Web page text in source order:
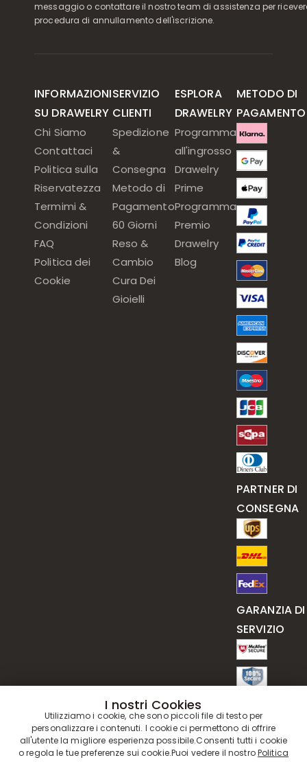
messaggio o contattare il nostro team di assistenza per
procedura di annullamento dell'iscrizione.
INFORMAZIONI
SU DRAWELRY
Chi Siamo
Contattaci
Politica sulla
Riservatezza
Termimi &
Condizioni
FAQ
Politica dei
Cookie
SERVIZIO
CLIENTI
Spedizione
&
Consegna
Metodo di
Pagamento
60 Giorni
Reso &
Cambio
Cura Dei
Gioielli
ESPLORA
DRAWELRY
Programma
all'ingrosso
Drawelry
Prime
Programma
Premio
Drawelry
Blog
METODO DI
PAGAMENTO
PARTNER DI
CONSEGNA
GARANZIA DI
SERVIZIO
I nostri Cookies
Utilizziamo i cookie, che sono piccoli file di testo per
personalizzare i contenuti. I cookie ci permettono di offrire
all'utente la migliore esperienza possibile.Consenti tutti i cookie
o regola le tue preferenze sui cookie.Puoi vedere il nostroPolitica